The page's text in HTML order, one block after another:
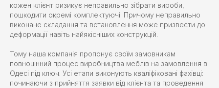
кожен клієнт ризикує неправильно зібрати вироби,
пошкодити окремі комплектуючі. Причому неправильно
виконане складання та встановлення може призвести до
деформації навіть найякісніших конструкцій.
Тому наша компанія пропонує своїм замовникам
повноцінний процес виробництва меблів на замовлення в
Одесі під ключ. Усі етапи виконують кваліфіковані фахівці:
починаючи з прийняття заявки від клієнта та проведення